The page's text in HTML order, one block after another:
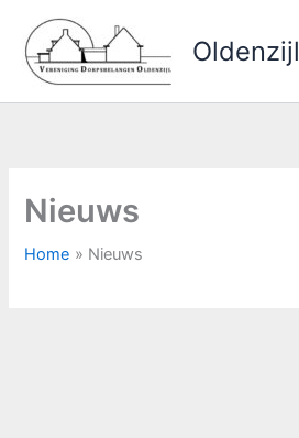
naar
Oldenzijl
Nieuws
Home Nieuws